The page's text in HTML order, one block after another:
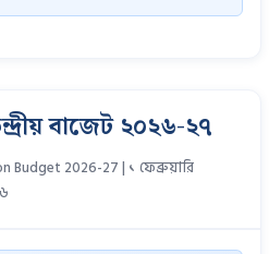
বাজেট ২০২৬-২৭
Budget 2026-27 | ১ ফেব্রুয়ারি